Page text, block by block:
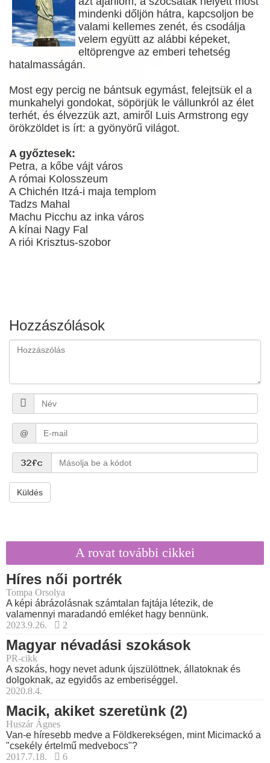
mindenki dőljön hátra, kapcsoljon be
valami kellemes zenét, és csodálja
velem együtt az alábbi képeket,
eltöprengve az emberi tehetség
hatalmasságán.
Most egy percig ne bántsuk egymást, felejtsük el a
munkahelyi gondokat, söpörjük le vállunkról az élet
terhét, és élvezzük azt, amiről Luis Armstrong egy
örökzöldet is írt: a gyönyörű világot.
A győztesek:
Petra, a kőbe vájt város
A római Kolosszeum
A Chichén Itzá-i maja templom
Tadzs Mahal
Machu Picchu az inka város
A kínai Nagy Fal
A riói Krisztus-szobor
Hozzászólások
@
Küldés
A rovat további cikkei
Híres női portrék
Tompa Orsolya
A képi ábrázolásnak számtalan fajtája létezik, de
valamennyi maradandó emléket hagy bennünk.
2023.9.26.
2
Magyar névadási szokások
PR-cikk
A szokás, hogy nevet adunk újszülöttnek, állatoknak és
dolgoknak, az egyidős az emberiséggel.
2020.8.4.
Macik, akiket szeretünk (2)
Huszár Ágnes
Van-e híresebb medve a Földkerekségen, mint Micimackó a
"csekély értelmű medvebocs"?
2017.7.18.
6